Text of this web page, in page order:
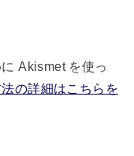
Akismet を使っ
の詳細はこちらを